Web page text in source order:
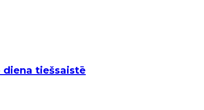
diena tiešsaistē